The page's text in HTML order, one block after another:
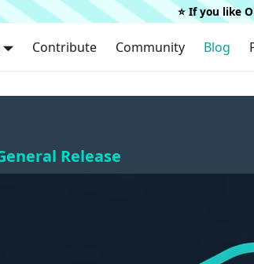
⭐️ If you like
Contribute Community Blog
Release